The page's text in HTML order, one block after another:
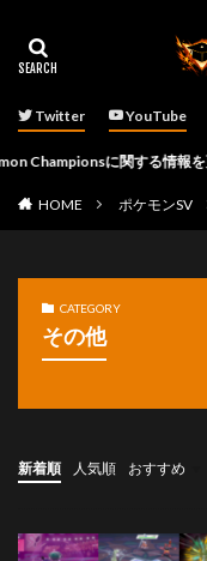
Twitter YouTube
に関する情報を更新中
HOME ポケモンSV
CATEGORY
その他
新着順 人気順 おすすめ